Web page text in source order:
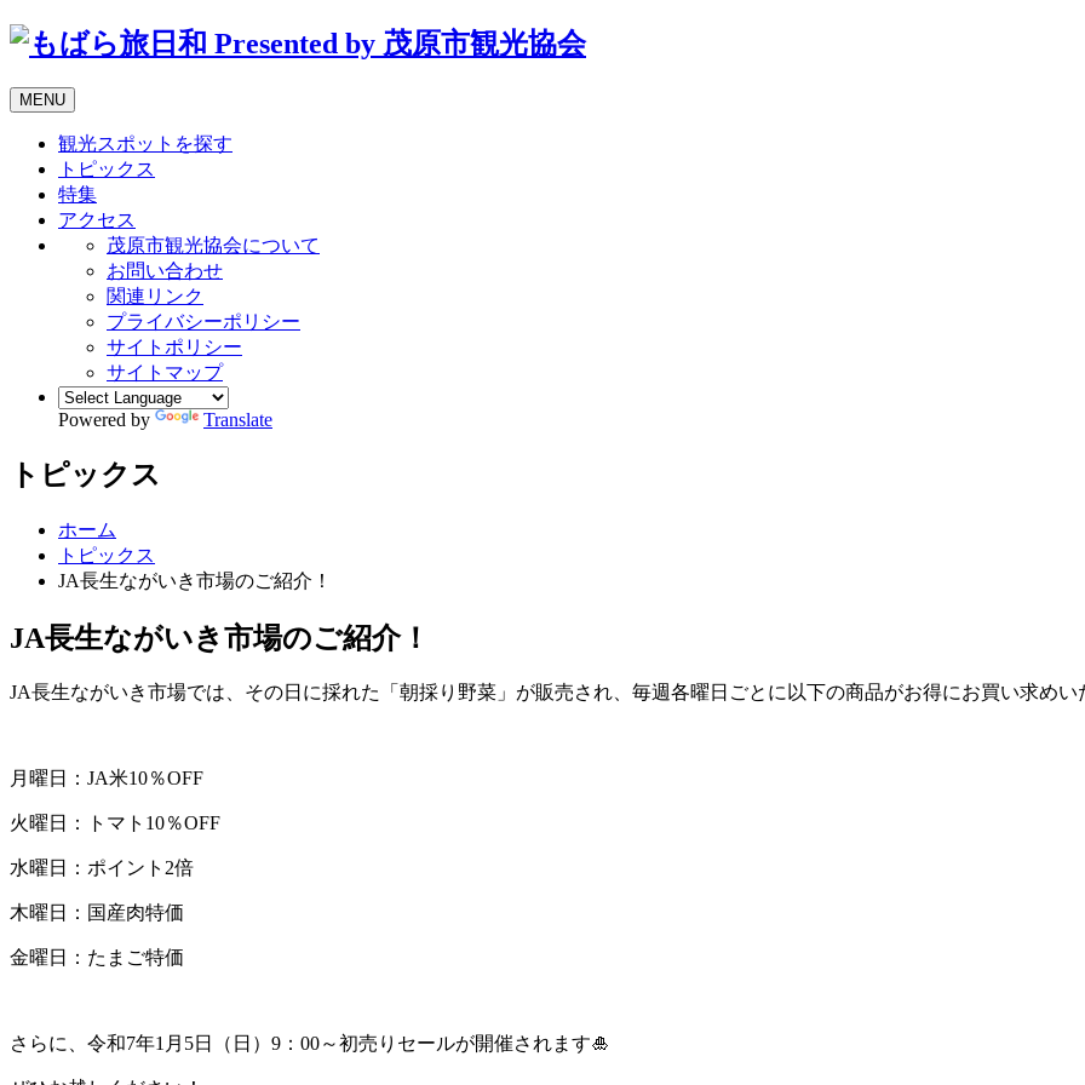
MENU
観光スポットを探す
トピックス
特集
アクセス
茂原市観光協会について
お問い合わせ
関連リンク
プライバシーポリシー
サイトポリシー
サイトマップ
Powered by Translate
トピックス
ホーム
トピックス
JA長生ながいき市場のご紹介！
JA長生ながいき市場のご紹介！
JA長生ながいき市場では、その日に採れた「朝採り野菜」が販売され、毎週各曜日ごとに以下の商品がお得にお買い求めい
月曜日：JA米10％OFF
火曜日：トマト10％OFF
水曜日：ポイント2倍
木曜日：国産肉特価
金曜日：たまご特価
さらに、令和7年1月5日（日）9：00～初売りセールが開催されます🎍